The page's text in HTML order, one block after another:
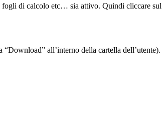
fogli di calcolo etc… sia attivo. Quindi cliccare sul
all’interno della cartella dell’utente).